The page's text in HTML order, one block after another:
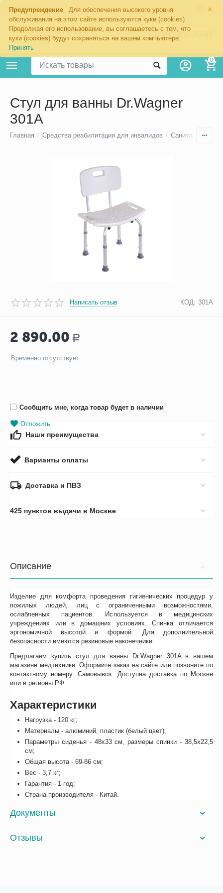
×
Предупреждение
Для обеспечения высокого уровня
обслуживания на этом сайте используются куки (cookies).
Продолжая его использование, вы соглашаетесь с тем, что
куки (cookies) будут сохраняться на вашем компьютере:
Принять
Москва
8 800 201-70-97
0
Стул для ванны Dr.Wagner
301A
Главная / Средства реабилитации для инвалидов / Санитарно-
Написать отзыв КОД: 301A
2 890.00 Р
Временно отсутствует
Сообщить мне, когда товар будет в наличии
Отложить
Наши преимущества
Варианты оплаты
Доставка и ПВЗ
425 пунктов выдачи в Москве
Описание
Изделие для комфорта проведения гигиенических процедур у
пожилых людей, лиц с ограниченными возможностями,
ослабленных пациентов. Используется в медицинских
учреждениях или в домашних условиях. Спинка отличается
эргономичной высотой и формой. Для дополнительной
безопасности имеются резиновые наконечники.
Предлагаем купить стул для ванны Dr.Wagner 301A в нашем
магазине медтехники. Оформите заказ на сайте или позвоните по
контактному номеру. Самовывоз. Доступна доставка по Москве
или в регионы РФ.
Характеристики
Нагрузка - 120 кг;
Материалы - алюминий, пластик (белый цвет);
Параметры сиденья - 48х33 см, размеры спинки - 38,5х22,5
см;
Общая высота - 69-86 см;
Вес - 3,7 кг;
Гарантия - 1 год;
Страна производителя - Китай.
Документы
Отзывы